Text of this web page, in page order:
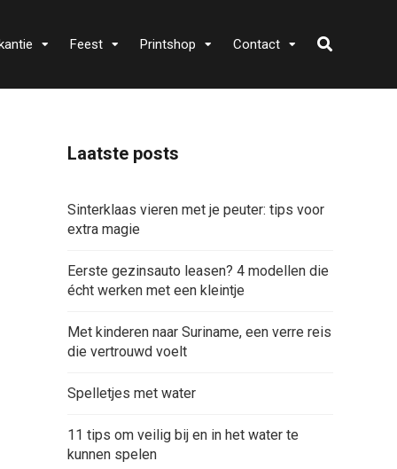
Feest Printshop Contact
Laatste posts
Sinterklaas vieren met je peuter: tips voor
extra magie
Eerste gezinsauto leasen? 4 modellen die
écht werken met een kleintje
Met kinderen naar Suriname, een verre reis
die vertrouwd voelt
Spelletjes met water
11 tips om veilig bij en in het water te
kunnen spelen